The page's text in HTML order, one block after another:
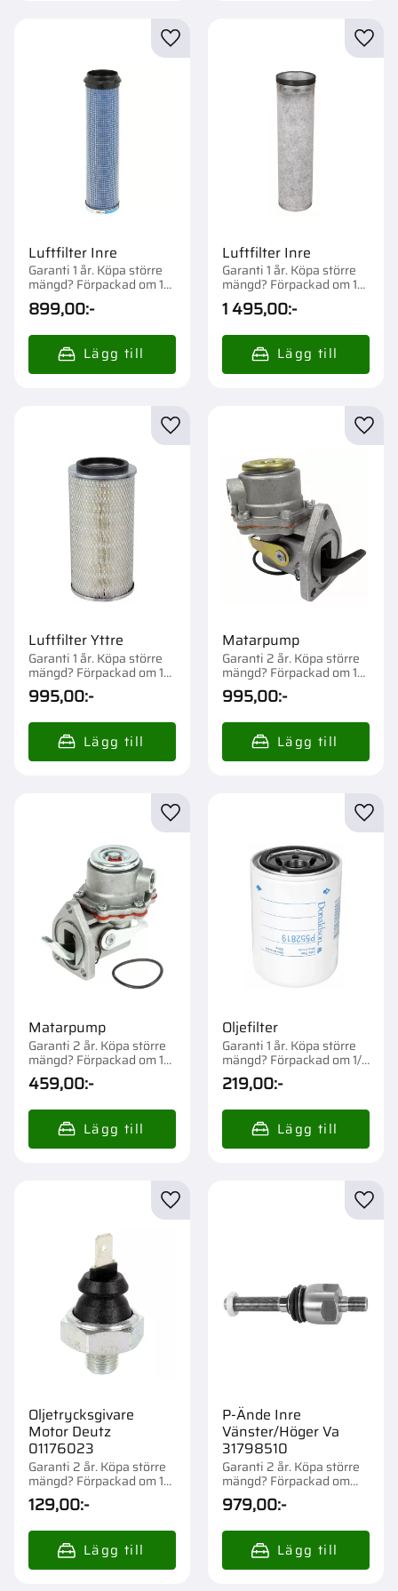
Luftfilter Inre
Garanti 1 år. Köpa större
mängd? Förpackad om 1
st.
899,00:-
Lägg till i favoriter
Luftfilter Inre
Garanti 1 år. Köpa större
mängd? Förpackad om 1
st.
1 495,00:-
Luftfilter Yttre
Garanti 1 år. Köpa större
mängd? Förpackad om 1
st.
995,00:-
Lägg till i favoriter
Matarpump
Garanti 2 år. Köpa större
mängd? Förpackad om 1
st.
995,00:-
Matarpump
Garanti 2 år. Köpa större
mängd? Förpackad om 1
st.
459,00:-
Lägg till i favoriter
Oljefilter
Garanti 1 år. Köpa större
mängd? Förpackad om 1/6
st.
219,00:-
Oljetrycksgivare
Motor Deutz
01176023
Garanti 2 år. Köpa större
mängd? Förpackad om 1
st.
129,00:-
Lägg till i favoriter
P-Ände Inre
Vänster/Höger Va
31798510
Garanti 2 år. Köpa större
mängd? Förpackad om
1/20 st.
979,00:-